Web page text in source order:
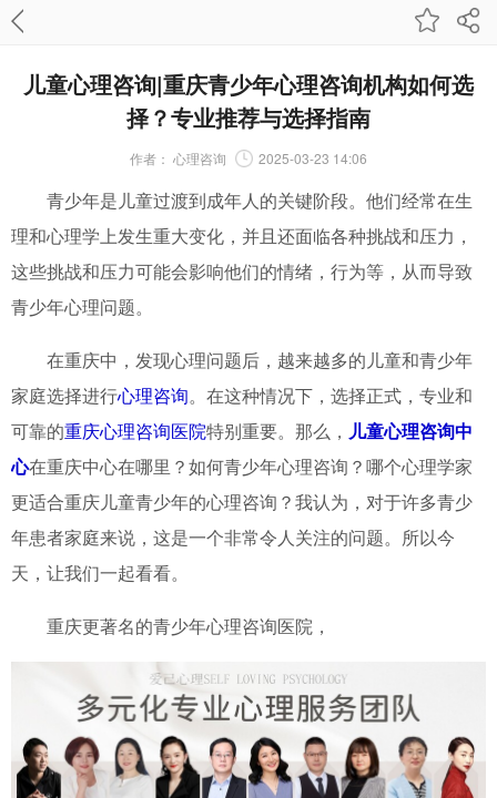
儿童心理咨询|重庆青少年心理咨询机构如何选
择？专业推荐与选择指南
作者： 心理咨询 2025-03-23 14:06
青少年是儿童过渡到成年人的关键阶段。他们经常在生
理和心理学上发生重大变化，并且还面临各种挑战和压力，
这些挑战和压力可能会影响他们的情绪，行为等，从而导致
青少年心理问题。
在重庆中，发现心理问题后，越来越多的儿童和青少年
家庭选择进行心理咨询。在这种情况下，选择正式，专业和
可靠的重庆心理咨询医院特别重要。那么， 儿童心理咨询中
心在重庆中心在哪里？如何青少年心理咨询？哪个心理学家
更适合重庆儿童青少年的心理咨询？我认为，对于许多青少
年患者家庭来说，这是一个非常令人关注的问题。所以今
天，让我们一起看看。
重庆更著名的青少年心理咨询医院，